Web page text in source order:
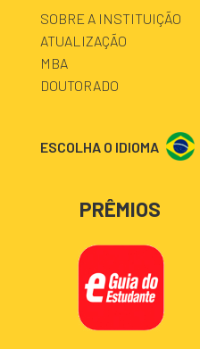
SOBRE A INSTITUIÇÃO
ATUALIZAÇÃO
MBA
DOUTORADO
ESCOLHA O IDIOMA
PRÊMIOS